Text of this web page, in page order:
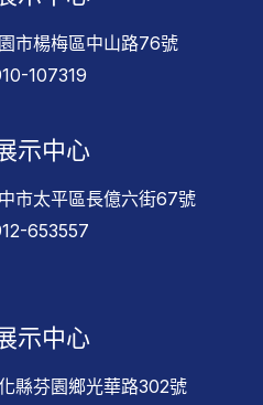
市楊梅區中山路76號
107319
示中心
市太平區長億六街67號
653557
示中心
縣芬園鄉光華路302號